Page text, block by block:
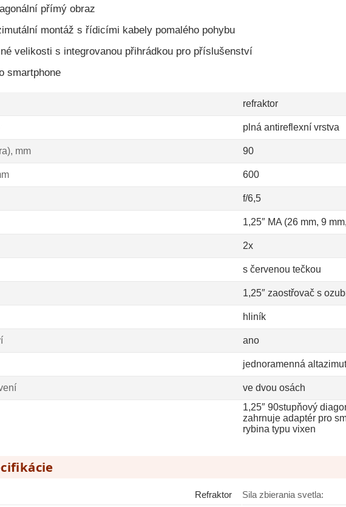
přímý obraz
montáž s řídicími kabely pomalého pohybu
velikosti s integrovanou přihrádkou pro příslušenství
smartphone
refraktor
plná antireflexní vrstva
mm 90
600
f/6,5
1,25″ MA (26 mm, 9
2x
s červenou tečkou
1,25″ zaostřovač s
hliník
ano
jednoramenná
ve dvou osách
1,25″ 90stupňový
zahrnuje adaptér pro
rybina typu vixen
Refraktor
Sila zbierania svetla: